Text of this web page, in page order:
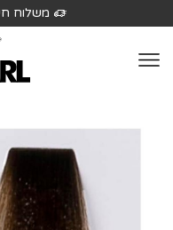
לֵב:
בְּאֲתָר